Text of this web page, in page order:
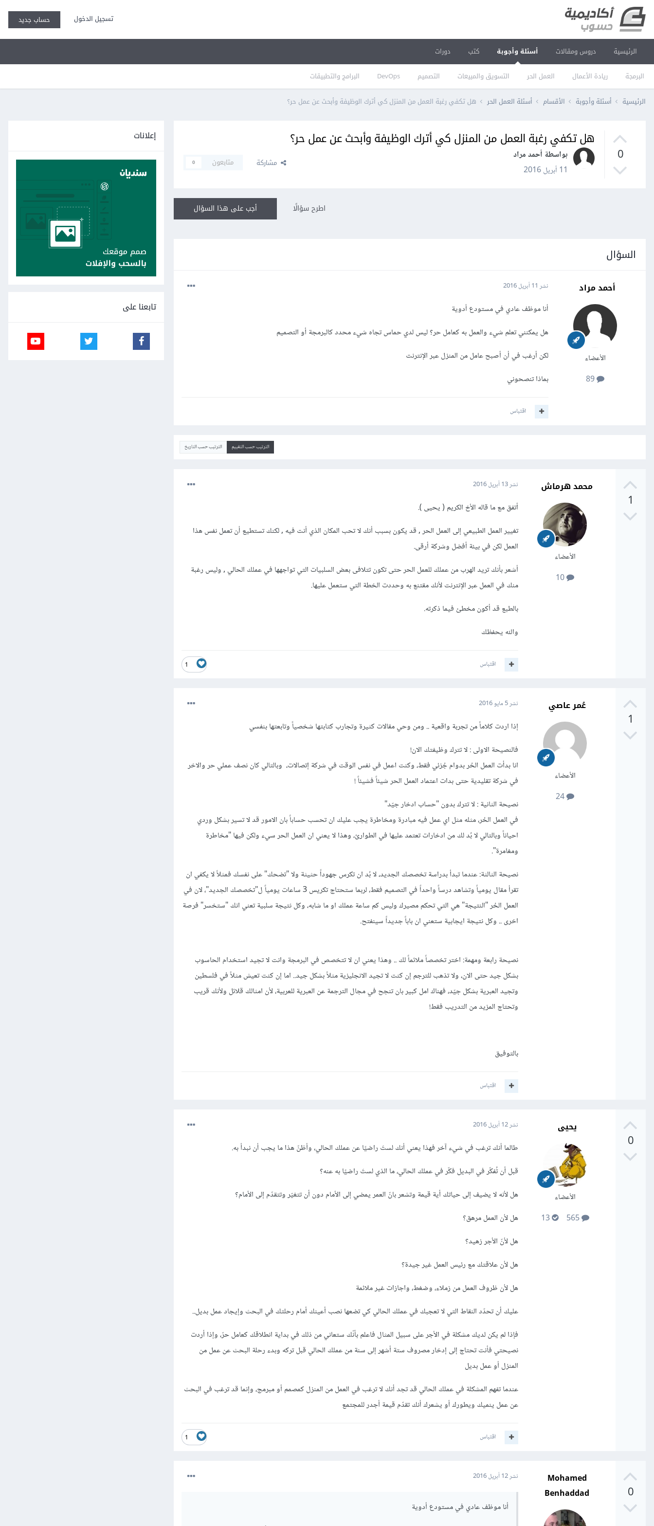
تسجيل الدخول حساب جديد
الرئيسية دروس ومقالات أسئلة وأجوبة
البرمجة ريادة الأعمال العمل الحر التسويق والمبيعات التصميم DevOps البرامج والتطبيقات
كتب دورات
الرئيسية أسئلة وأجوبة الأقسام أسئلة العمل الحر هل تكفي رغبة العمل من المنزل كي أترك الوظيفة وأبحث عن عمل حر؟
0
هل تكفي رغبة العمل من المنزل كي أترك الوظيفة وأبحث عن عمل حر؟
بواسطة أحمد مراد
11 أبريل 2016
مشاركة متابعون 0
أجب على هذا السؤال اطرح سؤالًا
السؤال
أحمد مراد
الأعضاء
نشر 11 أبريل 2016
أنا موظف عادي في مستودع أدوية
هل يمكنني تعلم شيء والعمل به كعامل حر؟ ليس لدي حماس تجاه شيء محدد كالبرمجة أو التصميم
لكن أرغب في أن أصبح عامل من المنزل عبر الإنترنت
بماذا تنصحوني
اقتباس
الترتيب حسب التقييم الترتيب حسب التاريخ
1
محمد هرماش
الأعضاء
نشر13 أبريل 2016
أتفق مع ما قاله الأخ الكريم ( يحيى ).
تغيير العمل الطبيعي إلى العمل الحر , قد يكون بسبب أنك لا تحب المكان الذي أنت فيه , لكنك تستطيع أن تعمل نفس هذا
العمل لكن في بيئة أفضل وشركة أرقى.
أشعر بأنك تريد الهرب من عملك للعمل الحر حتى تكون تتلافى بعض السلبيات التي تواجهها في عملك الحالي , وليس رغبة
منك في العمل عبر الإنترنت لأنك مقتنع به وحددت الخطة التي ستعمل عليها.
بالطبع قد أكون مخطئ فيما ذكرته.
والله يحفظك
1 اقتباس
1
عُمر عاصي
الأعضاء
نشر5 مايو 2016
إذا اردت كلاماً من تجربة واقعية .. ومن وحي مقالات كثيرة وتجارب كتابتها شخصياً وتابعتها بنفسي
فالنصيحة الاولى : لا تترك وظيفتك الان!
انا بدأت العمل الحُر بدوام جُزئي فقط، وكنت اعمل في نفس الوقت في شركة إتصالات، وبالتالي كان نصف عملي حر والاخر
في شركة تقليدية حتى بدات اعتماد العمل الحر شيئاً فشيئاً !
نصيحة الثانية : لا تترك بدون "حساب ادخار جيّد"
في العمل الحُر، مثله مثل اي عمل فيه مبادرة ومخاطرة يجب عليك ان تحسب حساباً بان الامور قد لا تسير بشكل وردي
احياناً وبالتالي لا بُد لك من ادخارات تعتمد عليها في الطوارئ، وهذا لا يعني ان العمل الحر سيء ولكن فيها "مخاطرة
ومغامرة".
نصيحة الثالثة: عندما تبدأ بدراسة تخصصك الجديد، لا بُد ان تكرس جهوداً حثيثة ولا "تضحك" على نفسك فمثلاً لا يكفي ان
تقرأ مقال يومياً وتشاهد درساً واحداً في التصميم فقط، لربما ستحتاج تكريس 3 ساعات يومياً ل"تخصصك الجديد"، لان في
العمل الحُر "النتيجة" هي التي تحكم مصيرك وليس كم ساعة عملك او ما شابه، وكل نتيجة سلبية تعني انك "ستخسر" فرصة
اخرى .. وكل نتيجة ايجابية ستعني ان باباً جديداً سينفتح.
نصيحة رابعة ومهمة: اختر تخصصاً ملائماً لك .. وهذا يعني ان لا تتخصص في البرمجة وانت لا تجيد استخدام الحاسوب
بشكل جيد حتى الان، ولا تذهب للترجم إن كنت لا تجيد الانجليزية مثلاً بشكل جيد.. اما إن كنت تعيش مثلاً في فلسطين
وتجيد العبرية بشكل جيّد، فهناك امل كبير بان تنجح في مجال الترجمة عن العبرية للعربية، لأن امثالك قلائل ولأنك قريب
وتحتاج المزيد من التدريب فقط!
بالتوفيق
اقتباس
0
يحيى
الأعضاء
565
13
نشر12 أبريل 2016
طالما أنك ترغب في شيء آخر فهذا يعني أنك لستَ راضيًا عن عملك الحالي، وأظنّ هذا ما يجب أن نبدأ به.
قبل أن تُفكّر في البديل فكّر في عملك الحالي، ما الذي لستَ راضيًا به عنه؟
هل لأنه لا يضيف إلى حياتك أية قيمة وتشعر بانّ العمر يمضي إلى الأمام دون أن تتغيّر وتتقدّم إلى الأمام؟
هل لأن العمل مرهق؟
هل لأنّ الأجر زهيد؟
هل لأن علاقتك مع رئيس العمل غير جيدة؟
هل لأن ظروف العمل من زملاء، وضغط، واجازات غير ملائمة
عليك أن تحدّد النقاط التي لا تعجبك في عملك الحالي كي تضعها نصب أعينك أمام رحلتك في البحث وإيجاد عمل بديل..
فإذا لم يكن لديك مشكلة في الأجر على سبيل المثال فاعلم بأنّك ستعاني من ذلك في بداية انطلاقك كعامل حرّ، وإذا أردت
نصيحتي فأنت تحتاج إلى إدخار مصروف ستة أشهر إلى سنة من عملك الحالي قبل تركه وبدء رحلة البحث عن عمل من
المنزل أو عمل بديل
عندما تفهم المشكلة في عملك الحالي قد تجد أنك لا ترغب في العمل من المنزل كمصمم أو مبرمج، وإنما قد ترغب في البحث
عن عمل ينميك ويطورك أو يشعرك أنك تقدّم قيمة أجدر للمجتمع
1 اقتباس
0
Mohamed
Benhaddad
نشر12 أبريل 2016
أنا موظف عادي في مستودع أدوية
إعلانات
تابعنا على